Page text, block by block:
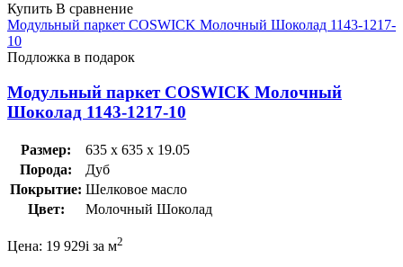
Купить В сравнение
Модульный паркет COSWICK Молочный Шоколад 1143-1217-
10
Подложка в подарок
Модульный паркет COSWICK Молочный
Шоколад 1143-1217-10
Размер:
635 x 635 x 19.05
Порода:
Дуб
Покрытие: Шелковое масло
Цвет:
Молочный Шоколад
Цена: 19 929i за м2